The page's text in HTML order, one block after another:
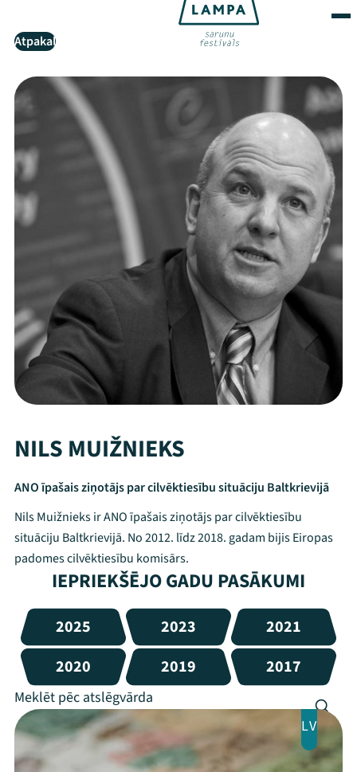
Atpakaļ
NILS MUIŽNIEKS
ANO īpašais ziņotājs par cilvēktiesību situāciju Baltkrievijā
Nils Muižnieks ir ANO īpašais ziņotājs par cilvēktiesību
situāciju Baltkrievijā. No 2012. līdz 2018. gadam bijis Eiropas
padomes cilvēktiesību komisārs.
IEPRIEKŠĒJO GADU PASĀKUMI
2025 2023
2021
2020
2019 2017
LV